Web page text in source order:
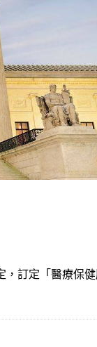
訂定「醫療保